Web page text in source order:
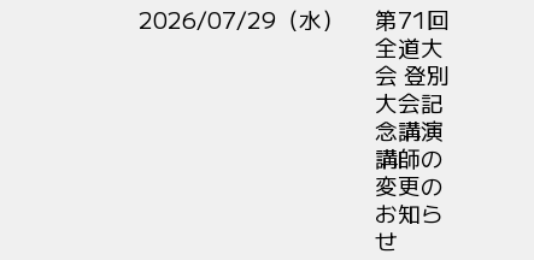
2026/07/29（水）
第71回
全道大
会 登別
大会記
念講演
講師の
変更の
お知ら
せ